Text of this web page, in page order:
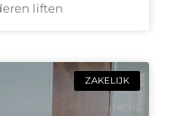
liften
ZAKELIJK